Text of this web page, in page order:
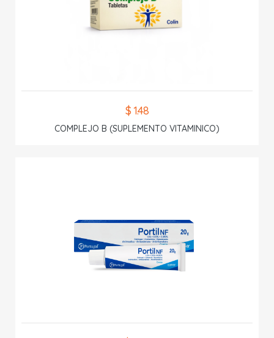
$ 1.48
COMPLEJO B (SUPLEMENTO VITAMINICO)